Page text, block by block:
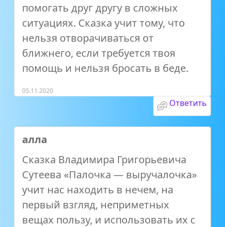
помогать друг другу в сложных
ситуациях. Сказка учит тому, что
нельзя отворачиваться от
ближнего, если требуется твоя
помощь и нельзя бросать в беде.
05.11.2020
Ответить
алла
Сказка Владимира Григорьевича
Сутеева «Палочка — выручалочка»
учит нас находить в нечем, на
первый взгляд, неприметных
вещах пользу, и использовать их с